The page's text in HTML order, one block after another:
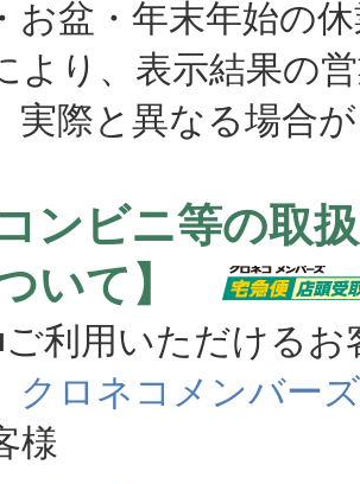
盆・年末年始の
より、表示結果の
際と異なる場合が
コンビニ等の取
いて】
利用いただけるお
クロネコメンバーズ
様